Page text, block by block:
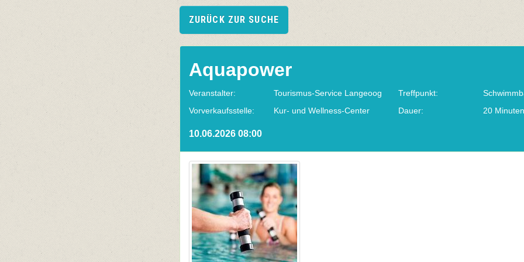
ZURÜCK ZUR SUCHE
Aquapower
Veranstalter: Tourismus-Service Langeoog Treffpunkt:
Vorverkaufsstelle:
Kur- und Wellness-Center Dauer: 20
10.06.2026 08:00